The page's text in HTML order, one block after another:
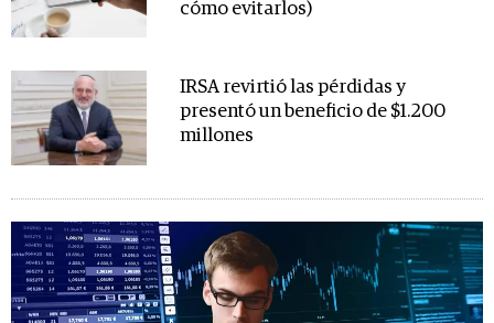
cómo evitarlos)
IRSA revirtió las pérdidas y
presentó un beneficio de $1.200
millones